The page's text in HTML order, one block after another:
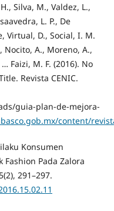
Silva, M., Valdez, L.,
L. P., De
Virtual, D., Social, I. M.
Nocito, A., Moreno, A.,
Faizi, M. F. (2016). No
Revista CENIC.
guia-plan-de-mejora-
content/
Konsumen
Pada Zalora
291–297.